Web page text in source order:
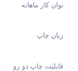
توان کار ماهانه
زبان چاپ
قابلیت چاپ دو رو